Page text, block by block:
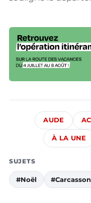
AUDE
À LA UNE
SUJETS
#Noël